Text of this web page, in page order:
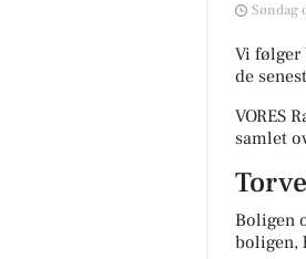
Søndag
Vi følger
de
VORES
samlet
Boligen
boligen,